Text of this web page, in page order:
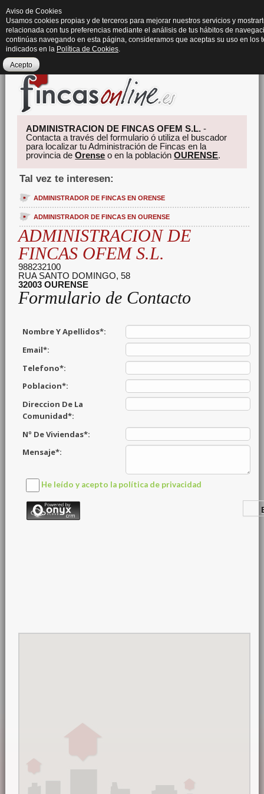
ADMINISTRACION DE FINCAS OFEM S.L. -
Contacta a través del formulario ó utiliza el buscador
para localizar tu Administración de Fincas en la
provincia deOrense o en la poblaciónOURENSE.
Tal vez te interesen:
ADMINISTRADOR DE FINCAS EN ORENSE
ADMINISTRADOR DE FINCAS EN OURENSE
ADMINISTRACION DE
FINCAS OFEM S.L.
988232100
RUA SANTO DOMINGO, 58
32003 OURENSE
Formulario de Contacto
Aviso de Cookies
Usamos cookies propias y de terceros para mejorar nuestros servicios y
relacionada con tus preferencias mediante el análisis de tus hábitos de
continúas navegando en esta página, consideramos que aceptas su uso en los
indicados en la Política de Cookies.
Acepto